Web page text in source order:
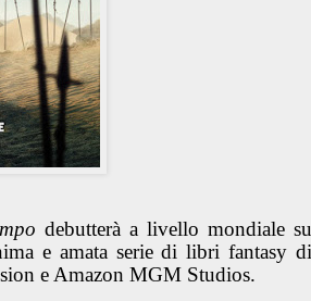
debutterà a livello mondiale su
e amata serie di libri fantasy di
e Amazon MGM Studios.